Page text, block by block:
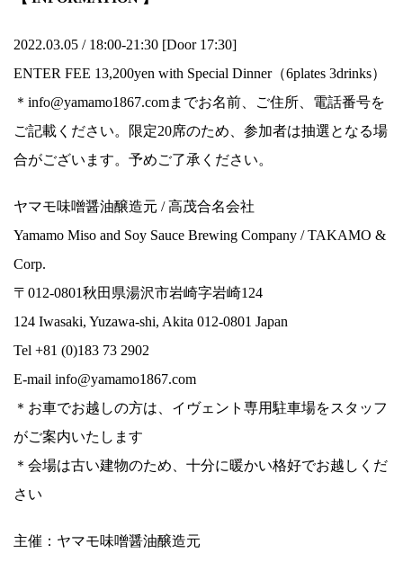
2022.03.05 / 18:00-21:30 [Door 17:30]
ENTER FEE 13,200yen with Special Dinner（6plates 3drinks）
＊info@yamamo1867.comまでお名前、ご住所、電話番号を
ご記載ください。限定20席のため、参加者は抽選となる場
合がございます。予めご了承ください。
ヤマモ味噌醤油醸造元 / 高茂合名会社
Yamamo Miso and Soy Sauce Brewing Company / TAKAMO &
Corp.
〒012-0801秋田県湯沢市岩崎字岩崎124
124 Iwasaki, Yuzawa-shi, Akita 012-0801 Japan
Tel +81 (0)183 73 2902
E-mail info@yamamo1867.com
＊お車でお越しの方は、イヴェント専用駐車場をスタッフ
がご案内いたします
＊会場は古い建物のため、十分に暖かい格好でお越しくだ
さい
主催：ヤマモ味噌醤油醸造元